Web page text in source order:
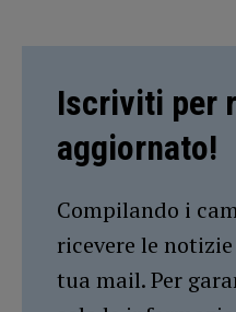
Iscriviti per
aggiornato!
Compilando i
ricevere le
tua mail. Per